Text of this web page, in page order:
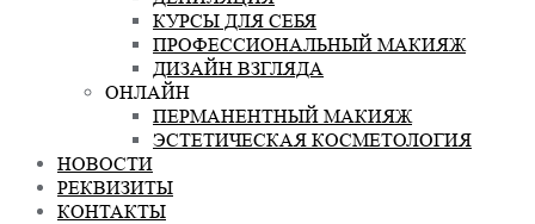
КУРСЫ ДЛЯ СЕБЯ
ПРОФЕССИОНАЛЬНЫЙ МАКИЯЖ
ДИЗАЙН ВЗГЛЯДА
ОНЛАЙН
ПЕРМАНЕНТНЫЙ МАКИЯЖ
ЭСТЕТИЧЕСКАЯ КОСМЕТОЛОГИЯ
НОВОСТИ
РЕКВИЗИТЫ
КОНТАКТЫ